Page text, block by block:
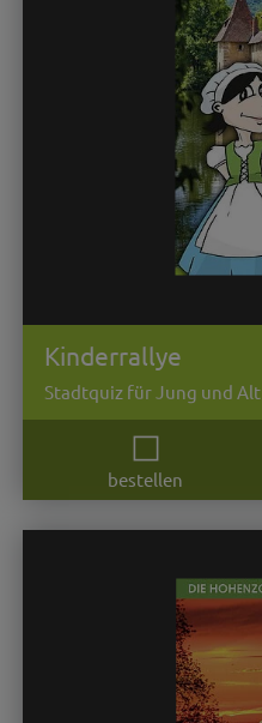
Kinderrallye
Stadtquiz für Jung und Alt
bestellen